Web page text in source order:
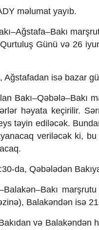
məlumat yayıb.
Günü və 26
Ağstafadan isə bazar
Bakı–Qəbələ–Bakı
həyata keçirilir.
təyin ediləcək.
veriləcək ki,
da, Qəbələdən
Balakəndən isə
və Balakəndən